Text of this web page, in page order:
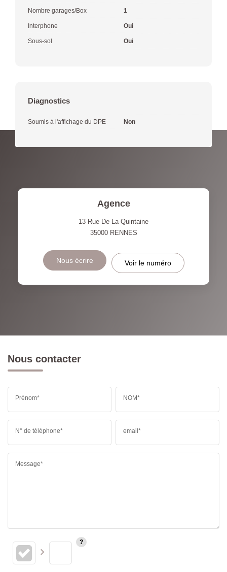
Nombre garages/Box 1
Interphone Oui
Sous-sol Oui
Diagnostics
Soumis à l'affichage du DPE Non
Agence
13 Rue De La Quintaine
35000 RENNES
Nous écrire Voir le numéro
Nous contacter
Prénom* NOM*
N° de téléphone* email*
Message*